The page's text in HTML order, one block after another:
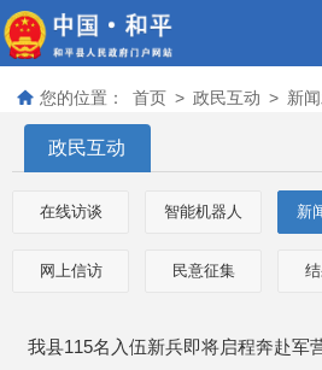
您的位置： 首页 > 政民互动 > 新
政民互动
在线访谈 智能机器人 新
网上信访 民意征集
我县115名入伍新兵即将启程奔赴军